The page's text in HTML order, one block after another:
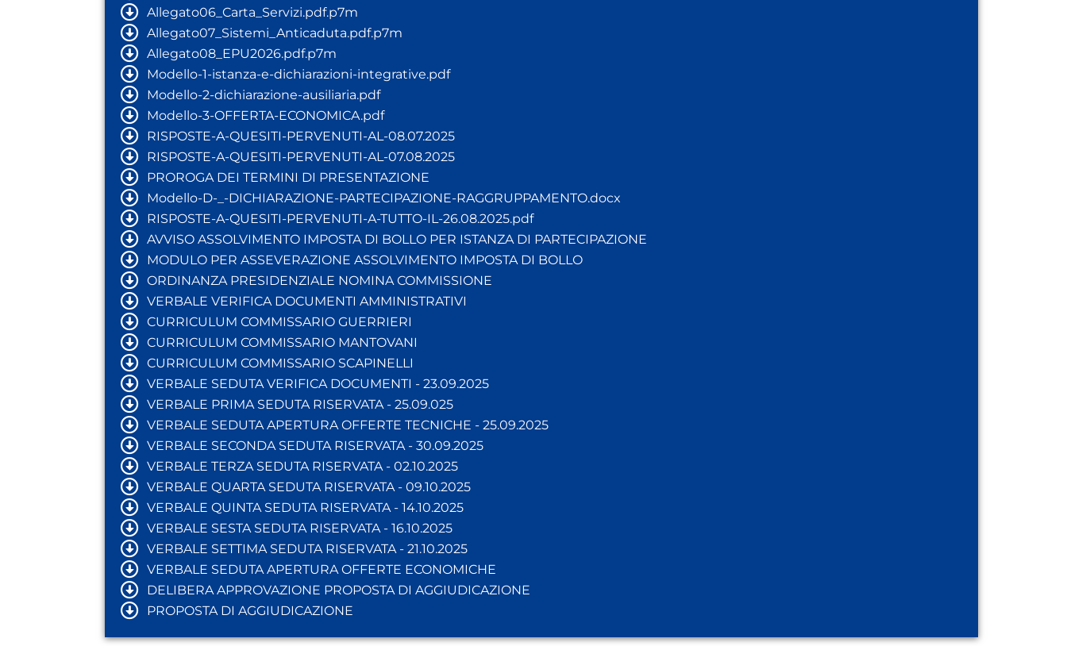
Allegato06_Carta_Servizi.pdf.p7m
Allegato07_Sistemi_Anticaduta.pdf.p7m
Allegato08_EPU2026.pdf.p7m
Modello-1-istanza-e-dichiarazioni-integrative.pdf
Modello-2-dichiarazione-ausiliaria.pdf
Modello-3-OFFERTA-ECONOMICA.pdf
RISPOSTE-A-QUESITI-PERVENUTI-AL-08.07.2025
RISPOSTE-A-QUESITI-PERVENUTI-AL-07.08.2025
PROROGA DEI TERMINI DI PRESENTAZIONE
Modello-D-_-DICHIARAZIONE-PARTECIPAZIONE-RAGGRUPPAMENTO.docx
RISPOSTE-A-QUESITI-PERVENUTI-A-TUTTO-IL-26.08.2025.pdf
AVVISO ASSOLVIMENTO IMPOSTA DI BOLLO PER ISTANZA DI PARTECIPAZIONE
MODULO PER ASSEVERAZIONE ASSOLVIMENTO IMPOSTA DI BOLLO
ORDINANZA PRESIDENZIALE NOMINA COMMISSIONE
VERBALE VERIFICA DOCUMENTI AMMINISTRATIVI
CURRICULUM COMMISSARIO GUERRIERI
CURRICULUM COMMISSARIO MANTOVANI
CURRICULUM COMMISSARIO SCAPINELLI
VERBALE SEDUTA VERIFICA DOCUMENTI - 23.09.2025
VERBALE PRIMA SEDUTA RISERVATA - 25.09.025
VERBALE SEDUTA APERTURA OFFERTE TECNICHE - 25.09.2025
VERBALE SECONDA SEDUTA RISERVATA - 30.09.2025
VERBALE TERZA SEDUTA RISERVATA - 02.10.2025
VERBALE QUARTA SEDUTA RISERVATA - 09.10.2025
VERBALE QUINTA SEDUTA RISERVATA - 14.10.2025
VERBALE SESTA SEDUTA RISERVATA - 16.10.2025
VERBALE SETTIMA SEDUTA RISERVATA - 21.10.2025
VERBALE SEDUTA APERTURA OFFERTE ECONOMICHE
DELIBERA APPROVAZIONE PROPOSTA DI AGGIUDICAZIONE
PROPOSTA DI AGGIUDICAZIONE